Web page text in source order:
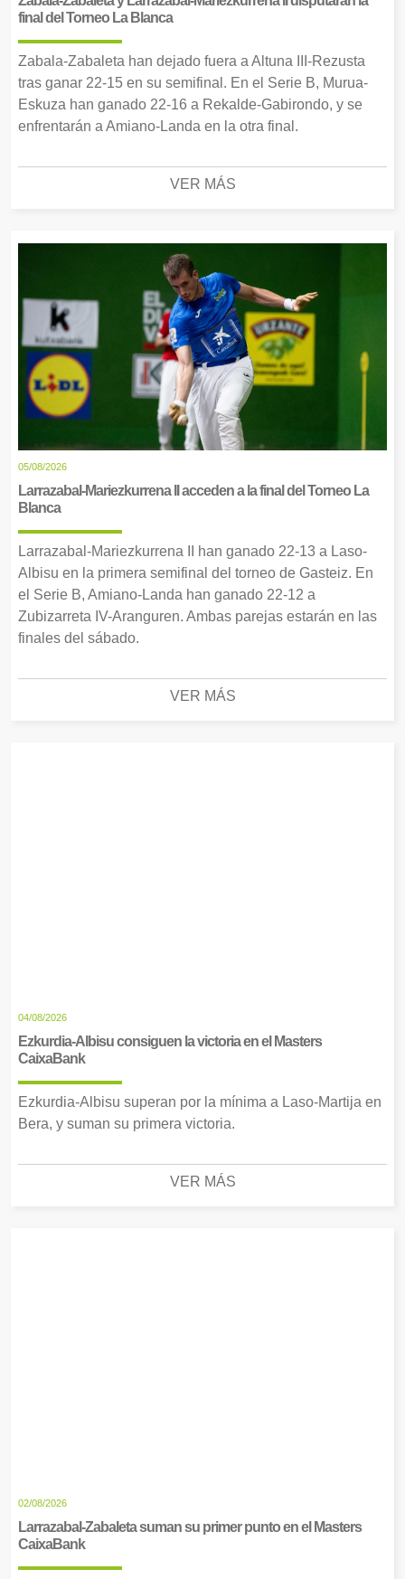
final del Torneo La Blanca
Zabala-Zabaleta han dejado fuera a Altuna III-Rezusta
tras ganar 22-15 en su semifinal. En el Serie B, Murua-
Eskuza han ganado 22-16 a Rekalde-Gabirondo, y se
enfrentarán a Amiano-Landa en la otra final.
VER MÁS
05/08/2026
Larrazabal-Mariezkurrena II acceden a la final del Torneo La
Blanca
Larrazabal-Mariezkurrena II han ganado 22-13 a Laso-
Albisu en la primera semifinal del torneo de Gasteiz. En
el Serie B, Amiano-Landa han ganado 22-12 a
Zubizarreta IV-Aranguren. Ambas parejas estarán en las
finales del sábado.
VER MÁS
04/08/2026
Ezkurdia-Albisu consiguen la victoria en el Masters
CaixaBank
Ezkurdia-Albisu superan por la mínima a Laso-Martija en
Bera, y suman su primera victoria.
VER MÁS
02/08/2026
Larrazabal-Zabaleta suman su primer punto en el Masters
CaixaBank